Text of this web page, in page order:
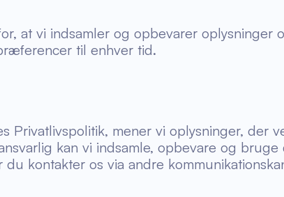
at vi indsamler og opbevarer oplysninger
til enhver tid.
mener vi oplysninger, der
kan vi indsamle, opbevare og bruge
kontakter os via andre